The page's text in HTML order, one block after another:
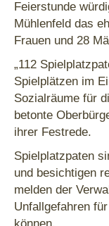
Feierstunde
Mühlenfeld das
Frauen und 28
„112
Spielplätzen im
Sozialräume für
betonte
ihrer Festrede.
Spielplatzpaten
und besichtigen
melden der
Unfallgefahren